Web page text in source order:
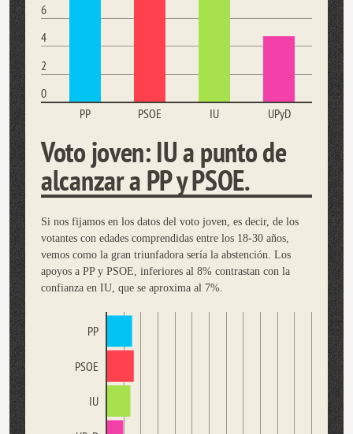
6
4
2
0
PP
PSOE IU UPyD
Voto joven: IU a punto de
alcanzar a PP y PSOE.
Si nos fijamos en los datos del voto joven, es decir, de los
votantes con edades comprendidas entre los 18-30 años,
vemos como la gran triunfadora sería la abstención. Los
apoyos a PP y PSOE, inferiores al 8% contrastan con la
confianza en IU, que se aproxima al 7%.
PP
PSOE
IU